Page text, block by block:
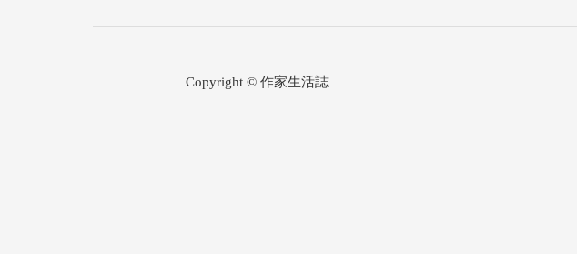
Copyright © 作家生活誌